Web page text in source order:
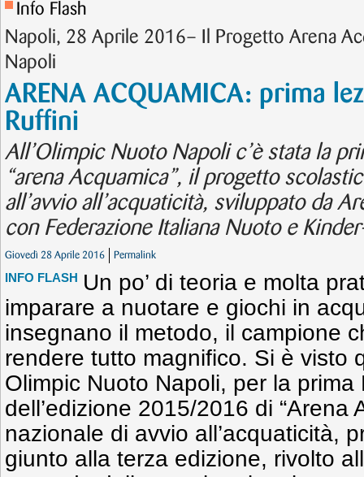
Info Flash
Napoli, 28 Aprile 2016– Il Progetto Arena
Napoli
ARENA ACQUAMICA: prima
Ruffini
All’Olimpic Nuoto Napoli c’è stata la
“arena Acquamica”, il progetto
all’avvio all’acquaticità, sviluppato da
con Federazione Italiana Nuoto e
Giovedì 28 Aprile 2016 Permalink
INFO FLASH Un po’ di teoria e molta
imparare a nuotare e giochi in
insegnano il metodo, il campione
rendere tutto magnifico. Si è visto
Olimpic Nuoto Napoli, per la prima
dell’edizione 2015/2016 di “Arena
nazionale di avvio all’acquaticità,
giunto alla terza edizione, rivolto